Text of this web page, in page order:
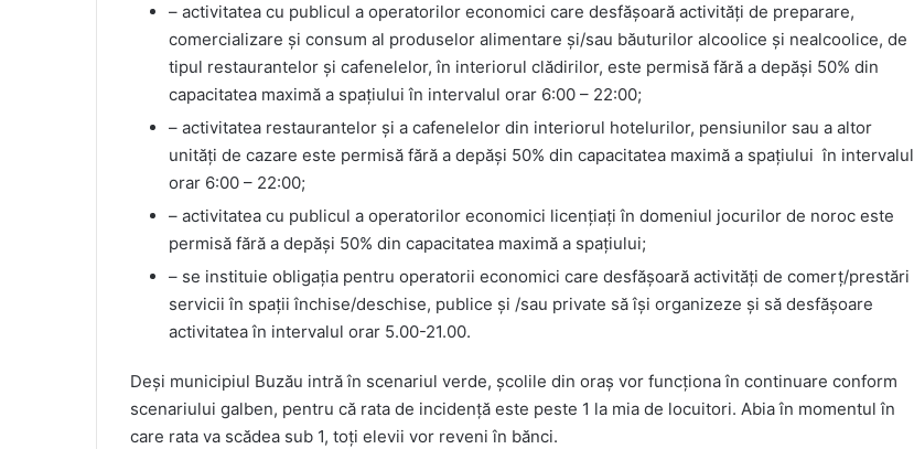
– activitatea cu publicul a operatorilor economici care desfășoară activități de preparare,
comercializare și consum al produselor alimentare și/sau băuturilor alcoolice și nealcoolice, de
tipul restaurantelor și cafenelelor, în interiorul clădirilor, este permisă fără a depăși 50% din
capacitatea maximă a spațiului în intervalul orar 6:00 – 22:00;
– activitatea restaurantelor și a cafenelelor din interiorul hotelurilor, pensiunilor sau a altor
unități de cazare este permisă fără a depăși 50% din capacitatea maximă a spațiului în intervalul
orar 6:00 – 22:00;
– activitatea cu publicul a operatorilor economici licențiați în domeniul jocurilor de noroc este
permisă fără a depăși 50% din capacitatea maximă a spațiului;
– se instituie obligația pentru operatorii economici care desfășoară activități de comerț/prestări
servicii în spații închise/deschise, publice și /sau private să își organizeze și să desfășoare
activitatea în intervalul orar 5.00-21.00.
Deși municipiul Buzău intră în scenariul verde, școlile din oraș vor funcționa în continuare conform
scenariului galben, pentru că rata de incidență este peste 1 la mia de locuitori. Abia în momentul în
care rata va scădea sub 1, toți elevii vor reveni în bănci.